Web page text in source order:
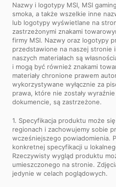
Nazwy i logotypy MSI, MSI
smoka, a także wszelkie inne
lub logotypy wyświetlane na
zastrzeżonymi znakami
firmy MSI. Nazwy oraz logotypy
przedstawione na naszej
naszych materiałach są
i mogą być również znakami
materiały chronione prawem
wykorzystywane wyłącznie za
prawa, które nie zostały
dokumencie, są zastrzeżone.
1. Specyfikacja produktu może
regionach i zachowujemy sobie
wcześniejszego powiadomienia.
konkretnej specyfikacji u
Rzeczywisty wygląd produktu
umieszczonego na stronie.
jedynie w celach poglądowych.